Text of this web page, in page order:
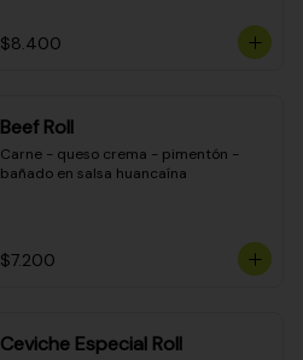
$8.400
Beef Roll
Carne - queso crema - pimentón -
bañado en salsa huancaína
$7.200
Ceviche Especial Roll